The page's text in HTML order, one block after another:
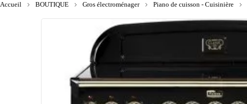
Accueil BOUTIQUE Gros électroménager Piano de cuisson - Cuisinière